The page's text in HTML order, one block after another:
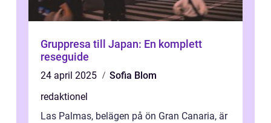
Gruppresa till Japan: En komplett
reseguide
24 april 2025
Sofia Blom
redaktionel
Las Palmas, belägen på ön Gran Canaria, är